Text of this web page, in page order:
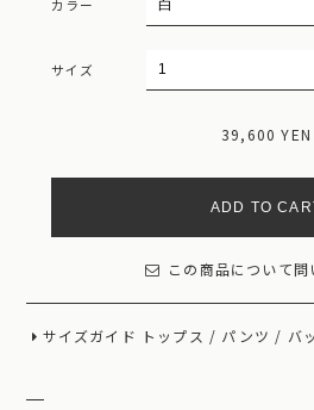
カラー
サイズ
39,600 YEN
ADD TO
この商品について問
サイズガイド トップス / パンツ / バ